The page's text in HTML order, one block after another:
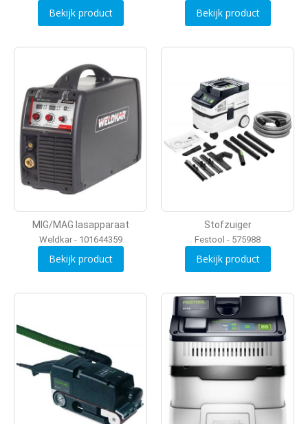
Bekijk product Bekijk product
MIG/MAG lasapparaat
Weldkar - 101644359
Bekijk product
Stofzuiger
Festool - 575988
Bekijk product